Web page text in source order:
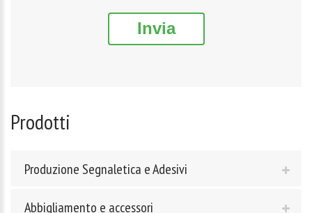
Invia
Prodotti
Produzione Segnaletica e Adesivi
Abbigliamento e accessori